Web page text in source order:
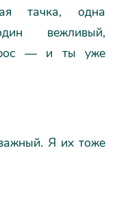
тачка, одна
вежливый,
— и ты уже
Я их тоже